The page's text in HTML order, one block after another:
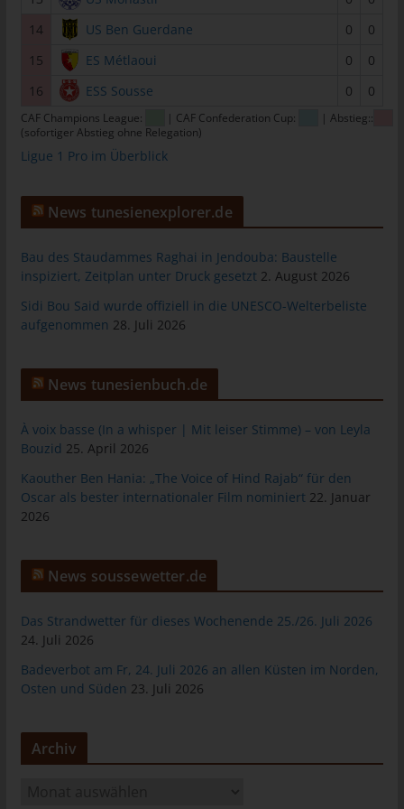
14
US Ben Guerdane 0
0
15
ES Métlaoui 0
0
16
ESS Sousse 0 0
CAF Champions League: | CAF Confederation Cup:
| Abstieg::
(sofortiger Abstieg ohne Relegation)
Ligue 1 Pro im Überblick
News tunesienexplorer.de
Bau des Staudammes Raghai in Jendouba: Baustelle
inspiziert, Zeitplan unter Druck gesetzt 2. August 2026
Sidi Bou Said wurde offiziell in die UNESCO-Welterbeliste
aufgenommen 28. Juli 2026
News tunesienbuch.de
À voix basse (In a whisper | Mit leiser Stimme) – von Leyla
Bouzid 25. April 2026
Kaouther Ben Hania: „The Voice of Hind Rajab“ für den
Oscar als bester internationaler Film nominiert 22. Januar
2026
News soussewetter.de
Das Strandwetter für dieses Wochenende 25./26. Juli 2026
24. Juli 2026
Badeverbot am Fr, 24. Juli 2026 an allen Küsten im Norden,
Osten und Süden 23. Juli 2026
Archiv
tunesienfussball.de
Uwe Wassenberg
Rue 2 Mars
4022 Akouda - Tunesien
Telefon: +216 216 16 616
E-Mail:
Cookies
Textdateien, welche über einen Internetbrowser auf einem
Computersystem abgelegt und gespeichert werden.
Zahlreiche Internetseiten und Server verwenden Cookies. Viele
Cookies enthalten eine sogenannte Cookie-ID. Eine Cookie-ID
Zeichenfolge, durch welche Internetseiten und Server dem
konkreten Internetbrowser zugeordnet werden können, in dem
das Cookie gespeichert wurde. Dies ermöglicht es den
besuchten Internetseiten und Servern, den individuellen
Browser der betroffenen Person von anderen Internetbrowsern,
Internetbrowser kann über die eindeutige Cookie-ID
wiedererkannt und identifiziert werden.
die Cookie-Setzung nicht möglich wären.
auf unserer Internetseite im Sinne des Benutzers optimiert
werden. Cookies ermöglichen uns, wie bereits erwähnt, die
Benutzer unserer Internetseite wiederzuerkennen. Zweck dieser
Wiedererkennung ist es, den Nutzern die Verwendung unserer
Besuch der Internetseite erneut seine Zugangsdaten eingeben,
weil dies von der Internetseite und dem auf dem